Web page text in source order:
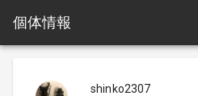
個体情報
shinko2307